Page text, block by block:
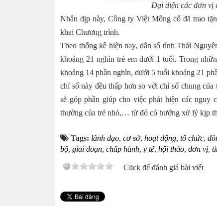
Đại diện các đơn vị
Nhân dịp này, Công ty Việt Mông cổ đã trao
khai Chương trình.
Theo thống kê hiện nay, dân số tỉnh Thái
khoảng 21 nghìn trẻ em dưới 1 tuổi. Trong
khoảng 14 phần nghìn, dưới 5 tuổi khoảng 21
chỉ số này đều thấp hơn so với chỉ số chung
sẽ góp phần giúp cho việc phát hiện các nguy
thường của trẻ nhỏ,… từ đó có hướng xử lý kịp
Tags: lãnh đạo, cơ sở, hoạt động, tổ chức,
bộ, giai đoạn, chấp hành, y tế, hội thảo, đơn vị,
Click để đánh giá bài viết